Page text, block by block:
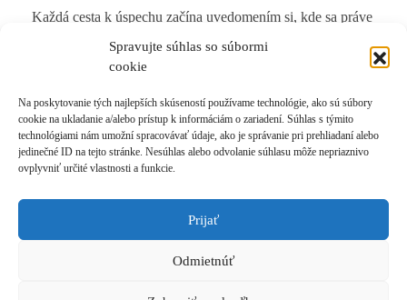
Spravujte súhlas so súbormi
cookie
Na poskytovanie tých najlepších skúseností používame technológie, ako sú súbory
cookie na ukladanie a/alebo prístup k informáciám o zariadení. Súhlas s týmito
technológiami nám umožní spracovávať údaje, ako je správanie pri prehliadaní alebo
jedinečné ID na tejto stránke. Nesúhlas alebo odvolanie súhlasu môže nepriaznivo
ovplyvniť určité vlastnosti a funkcie.
Prijať
Odmietnúť
Každá cesta k úspechu začína uvedomením si, kde sa práve
Read More
© 2021 Akadémia Andyho Winsona, so sídlom Ľubochnianska 4, 831 04 Bratislava, IČO: